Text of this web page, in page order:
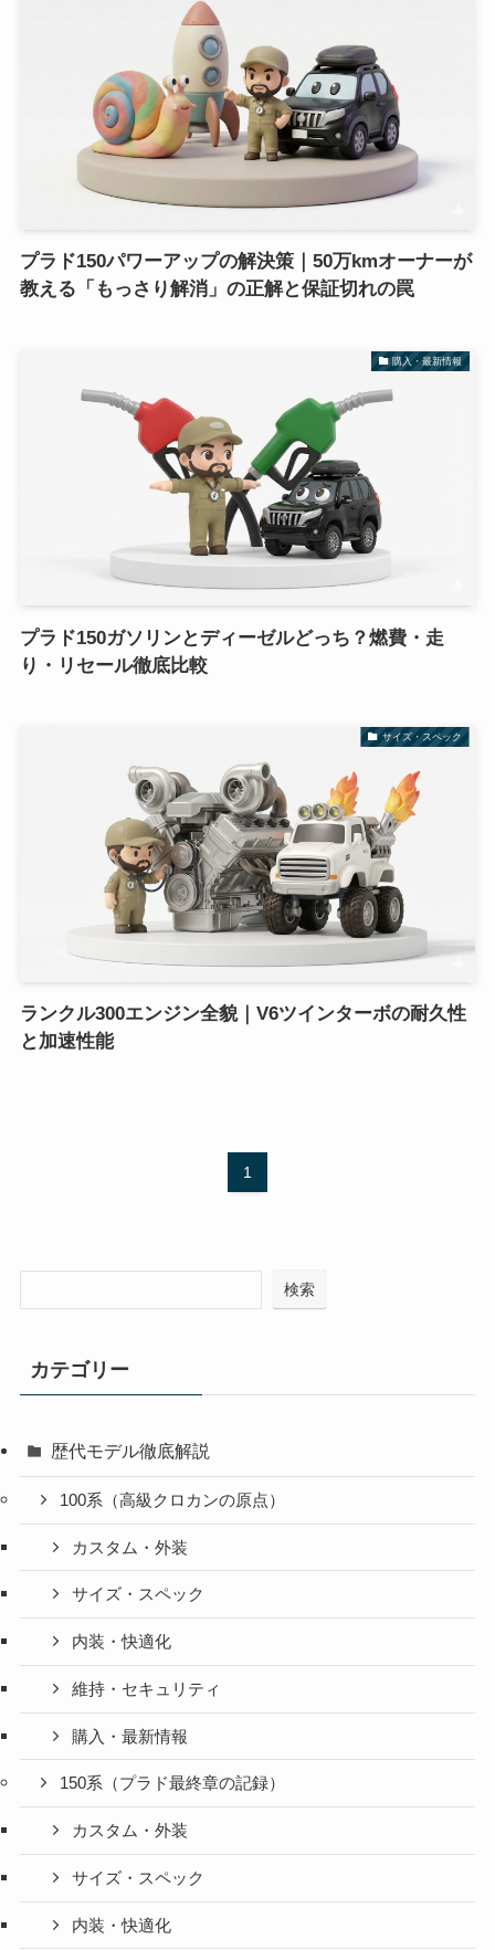
プラド150パワーアップの解決策｜50万kmオーナーが
教える「もっさり解消」の正解と保証切れの罠
購入・最新情報
プラド150ガソリンとディーゼルどっち？燃費・走
り・リセール徹底比較
サイズ・スペック
ランクル300エンジン全貌｜V6ツインターボの耐久性
と加速性能
1
検索
カテゴリー
歴代モデル徹底解説
100系（高級クロカンの原点）
カスタム・外装
サイズ・スペック
内装・快適化
維持・セキュリティ
購入・最新情報
150系（プラド最終章の記録）
カスタム・外装
サイズ・スペック
内装・快適化